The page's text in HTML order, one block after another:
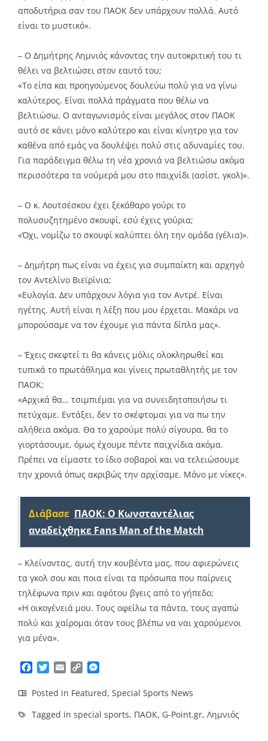
αποδυτήρια σαν του ΠΑΟΚ δεν υπάρχουν πολλά. Αυτό
είναι το μυστικό».
– Ο Δημήτρης Λημνιός κάνοντας την αυτοκριτική του τι
θέλει να βελτιώσει στον εαυτό του;
«Το είπα και προηγούμενος δουλεύω πολύ για να γίνω
καλύτερος. Είναι πολλά πράγματα που θέλω να
βελτιώσω. Ο ανταγωνισμός είναι μεγάλος στον ΠΑΟΚ
αυτό σε κάνει μόνο καλύτερο και είναι κίνητρο για τον
καθένα από εμάς να δουλέψει πολύ στις αδυναμίες του.
Για παράδειγμα θέλω τη νέα χρονιά να βελτιώσω ακόμα
περισσότερα τα νούμερά μου στο παιχνίδι (ασίστ, γκολ)».
– Ο κ. Λουτσέσκου έχει ξεκάθαρο γούρι το
πολυσυζητημένο σκουφί, εσύ έχεις γούρια;
«Όχι, νομίζω το σκουφί καλύπτει όλη την ομάδα (γέλια)».
– Δημήτρη πως είναι να έχεις για συμπαίκτη και αρχηγό
τον Αντελίνο Βιεϊρίνια;
«Ευλογία. Δεν υπάρχουν λόγια για τον Αντρέ. Είναι
ηγέτης. Αυτή είναι η λέξη που μου έρχεται. Μακάρι να
μπορούσαμε να τον έχουμε για πάντα δίπλα μας».
– Έχεις σκεφτεί τι θα κάνεις μόλις ολοκληρωθεί και
τυπικά το πρωτάθλημα και γίνεις πρωταθλητής με τον
ΠΑΟΚ;
«Αρχικά θα… τσιμπιέμαι για να συνειδητοποιήσω τι
πετύχαμε. Εντάξει, δεν το σκέφτομαι για να πω την
αλήθεια ακόμα. Θα το χαρούμε πολύ σίγουρα, θα το
γιορτάσουμε, όμως έχουμε πέντε παιχνίδια ακόμα.
Πρέπει να είμαστε το ίδιο σοβαροί και να τελειώσουμε
την χρονιά όπως ακριβώς την αρχίσαμε. Μόνο με νίκες».
Διάβασε ΠΑΟΚ: Ο Κωνσταντέλιας
αναδείχθηκε Fans Man of the Match
– Κλείνοντας, αυτή την κουβέντα μας, που αφιερώνεις
τα γκολ σου και ποια είναι τα πρόσωπα που παίρνεις
τηλέφωνα πριν και αφότου βγεις από το γήπεδο;
«Η οικογένειά μου. Τους οφείλω τα πάντα, τους αγαπώ
πολύ και χαίρομαι όταν τους βλέπω να ναι χαρούμενοι
για μένα».
Facebook
TwitterEmailCopy
Posted in Featured, Special Sports News
Tagged in special sports, ΠΑΟΚ, G-Point.gr, Λημνιός